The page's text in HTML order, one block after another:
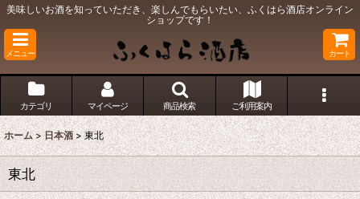
美味しいお酒を知っていただき、楽しんでもらいたい、ふくはら酒店オンライン
ショップです！
メニュー カート
カテゴリ マイページ 商品検索 ご利用案内
ホーム > 日本酒 > 東北
東北